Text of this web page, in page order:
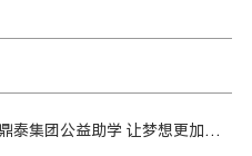
集团公益助学 让梦想更加灿烂